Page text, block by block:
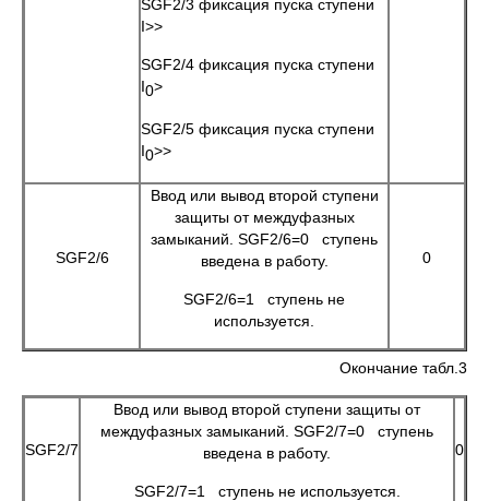
SGF2/3 фиксация пуска ступени
I>>
SGF2/4 фиксация пуска ступени
I0>
SGF2/5 фиксация пуска ступени
I0>>
SGF2/6
Ввод или вывод второй ступени
защиты от междуфазных
замыканий. SGF2/6=0 ступень
введена в работу.
SGF2/6=1 ступень не
используется.
0
Окончание табл.3
SGF2/7
Ввод или вывод второй ступени защиты от
междуфазных замыканий. SGF2/7=0 ступень
введена в работу.
SGF2/7=1 ступень не используется.
0